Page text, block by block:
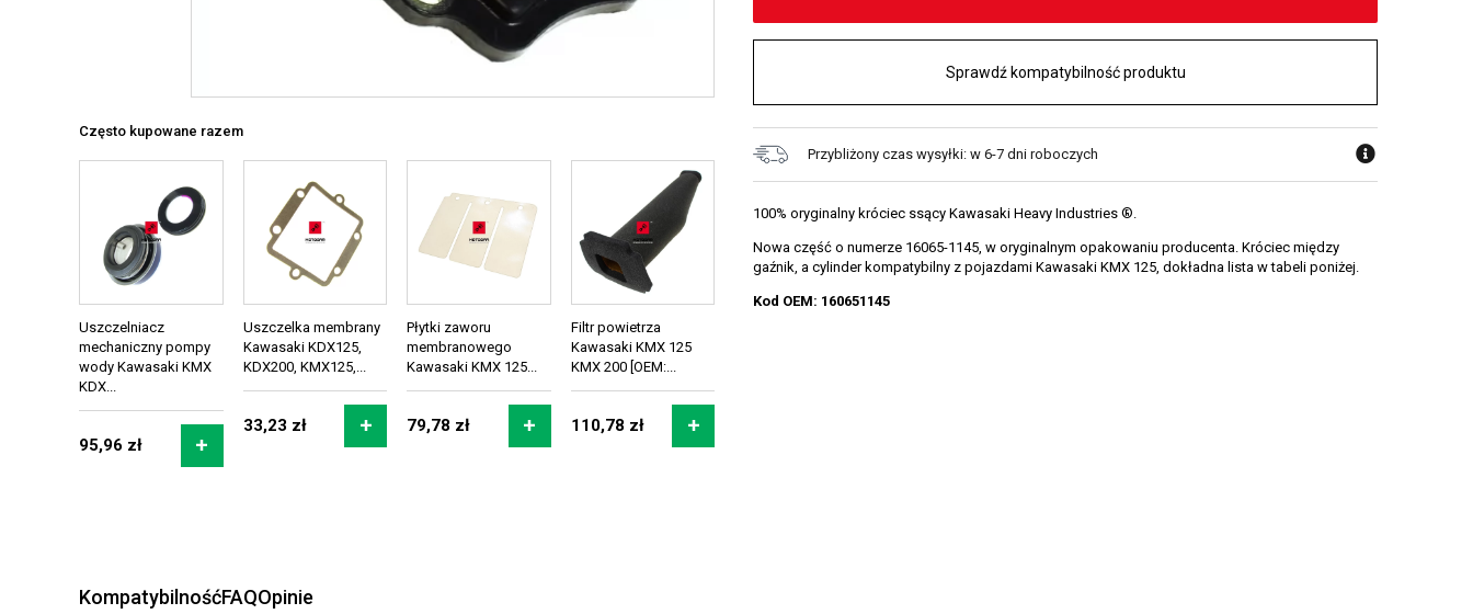
Często kupowane razem
Uszczelniacz
mechaniczny pompy
wody Kawasaki KMX
KDX...
95,96 zł
Uszczelka membrany
Kawasaki KDX125,
KDX200, KMX125,...
33,23 zł
Płytki zaworu
membranowego
Kawasaki KMX 125...
79,78 zł
Filtr powietrza
Kawasaki KMX 125
KMX 200 [OEM:...
110,78 zł
Sprawdź kompatybilność produktu
Przybliżony czas wysyłki: w 6-7 dni roboczych
100% oryginalny króciec ssący Kawasaki Heavy Industries ®.
Nowa część o numerze 16065-1145, w oryginalnym opakowaniu producenta. Króciec między
gaźnik, a cylinder kompatybilny z pojazdami Kawasaki KMX 125, dokładna lista w tabeli poniżej.
Kod OEM: 160651145
KompatybilnośćFAQOpinie